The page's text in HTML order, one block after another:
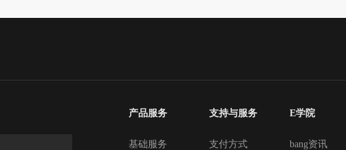
产品服务
基础服务
支持与服务
支付方式
E学院
bang资讯